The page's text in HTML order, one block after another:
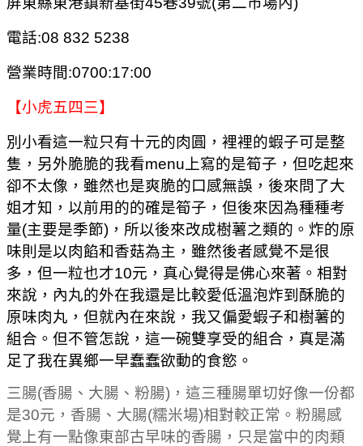
電話:08 832 5238
營業時間:0700:17:00
【小虎五四三】
別小看這一粒只有十元的肉圓，裡裡的蝦子可是整
隻，另外脆脆的我看menu上寫的是筍子，但吃起來
卻不太像，雖然也是爽脆的口感無誤，後來問了大
姐才知，以前用的的確是筍子，但後來因為種種考
量(主要是季節)，所以後來改成樹薯之類的。炸的原
味則是以肉餡和香菇為主，雖然後者感覺不是很
多，但一粒也才10元，真心覺得是佛心來著。相對
來說，內丸的外在我還是比較愛低溫泡炸到酥脆的
原味肉丸，但就內在來說，我又偏愛蝦子和樹薯的
組合。但不管怎說，這一碗雙享受的組合，真是滿
足了我在異鄉一早蠢蠢欲動的食慾。
三腸(香腸、大腸、粉腸)，這三種腸單切好像一份都
是30元，香腸、大腸(糯米場)相對較正常。 粉腸感
覺上有一點像東部古早味的香腸，只是當中的肉類